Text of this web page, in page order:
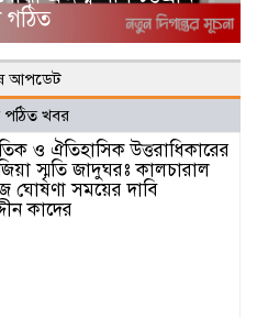
গঠিত
আপডেট
পঠিত খবর
ও ঐতিহাসিক উত্তরাধিকারের
স্মৃতি জাদুঘরঃ কালচারাল
ঘোষণা সময়ের দাবি
কাদের